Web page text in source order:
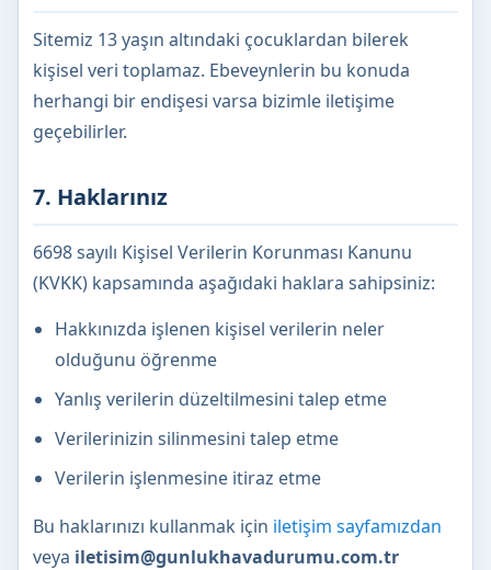
Sitemiz 13 yaşın altındaki çocuklardan bilerek
kişisel veri toplamaz. Ebeveynlerin bu konuda
herhangi bir endişesi varsa bizimle iletişime
geçebilirler.
7. Haklarınız
6698 sayılı Kişisel Verilerin Korunması Kanunu
(KVKK) kapsamında aşağıdaki haklara sahipsiniz:
Hakkınızda işlenen kişisel verilerin neler
olduğunu öğrenme
Yanlış verilerin düzeltilmesini talep etme
Verilerinizin silinmesini talep etme
Verilerin işlenmesine itiraz etme
Bu haklarınızı kullanmak için iletişim sayfamızdan
veya iletisim@gunlukhavadurumu.com.tr